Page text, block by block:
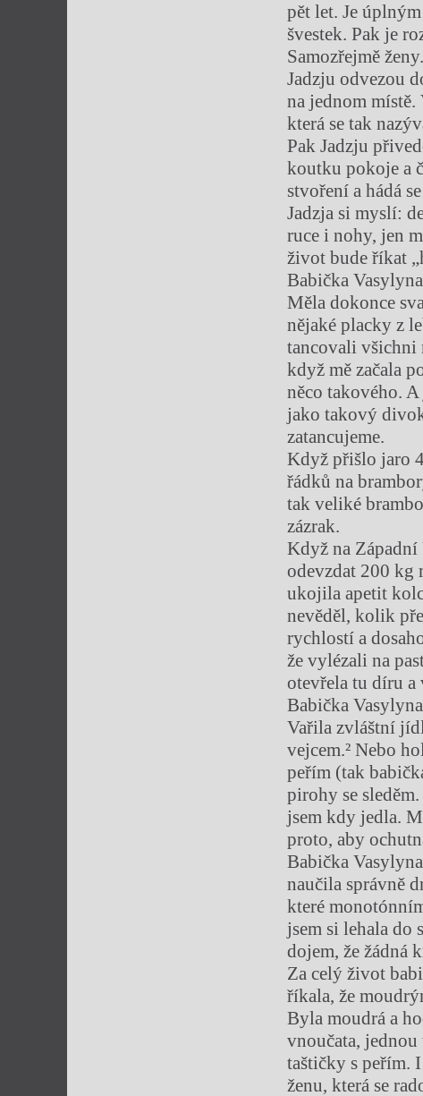
pět let. Je
švestek. Pak je
Samozřejmě
Jadzju odvezou
na jednom
která se tak
Pak Jadzju
koutku pokoje a
stvoření a hádá
Jadzja si myslí:
ruce i nohy, jen
život bude říkat
Babička
Měla dokonce
nějaké placky z
tancovali všichni
když mě začala
něco takového.
jako takový
zatancujeme.
Když přišlo jaro
řádků na
tak veliké
zázrak.
Když na
odevzdat 200 kg
ukojila apetit
nevěděl, kolik
rychlostí a
že vylézali na
otevřela tu díru a
Babička
Vařila zvláštní
vejcem.² Nebo
peřím (tak
pirohy se
jsem kdy jedla.
proto, aby
Babička
naučila správně
které
jsem si lehala do
dojem, že žádná
Za celý život
říkala, že
Byla moudrá a
vnoučata, jednou
taštičky s peřím.
ženu, která se